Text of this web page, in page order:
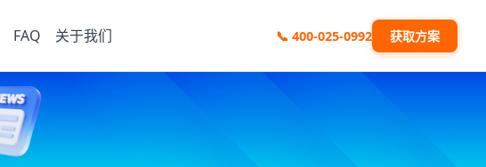
FAQ 关于我们 📞 400-025-0992 获取方案